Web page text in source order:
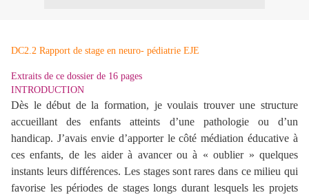
DC2.2 Rapport de stage en neuro- pédiatrie EJE
Extraits de ce dossier de 16 pages
INTRODUCTION
Dès le début de la formation, je voulais trouver une structure
accueillant des enfants atteints d’une pathologie ou d’un
handicap. J’avais envie d’apporter le côté médiation éducative à
ces enfants, de les aider à avancer ou à « oublier » quelques
instants leurs différences. Les stages sont rares dans ce milieu qui
favorise les périodes de stages longs durant lesquels les projets